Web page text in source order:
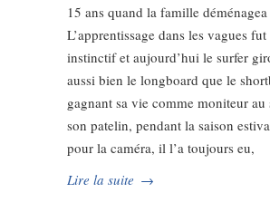
15 ans quand la famille déménagea
L’apprentissage dans les vagues
instinctif et aujourd’hui le surfer
aussi bien le longboard que le
gagnant sa vie comme moniteur
son patelin, pendant la saison
pour la caméra, il l’a toujours eu,
Lire la suite →